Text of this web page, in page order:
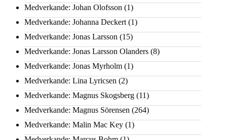
Medverkande: Johan Olofsson (1)
Medverkande: Johanna Deckert (1)
Medverkande: Jonas Larsson (15)
Medverkande: Jonas Larsson Olanders (8)
Medverkande: Jonas Myrholm (1)
Medverkande: Lina Lyricsen (2)
Medverkande: Magnus Skogsberg (11)
Medverkande: Magnus Sörensen (264)
Medverkande: Malin Mac Key (1)